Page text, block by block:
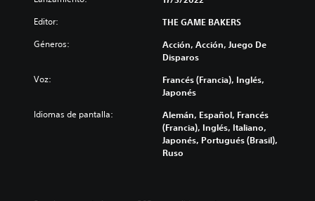
Editor: THE GAME BAKERS
Géneros:
Acción, Acción, Juego De
Disparos
Voz:
Francés (Francia), Inglés,
Japonés
Idiomas de pantalla:
Alemán, Español, Francés
(Francia), Inglés, Italiano,
Japonés, Portugués (Brasil),
Ruso